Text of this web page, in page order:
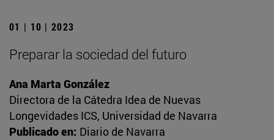
01 | 10 | 2023
Preparar la sociedad del futuro
Ana Marta González
Directora de la Cátedra Idea de Nuevas
Longevidades ICS, Universidad de Navarra
Publicado en: Diario de Navarra